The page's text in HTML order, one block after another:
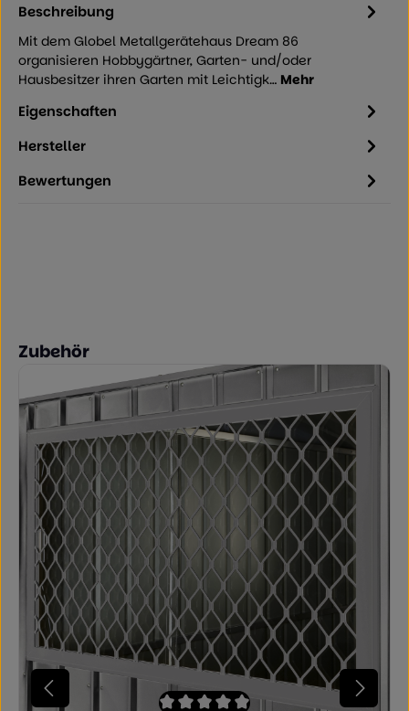
Beschreibung
Mit dem Globel Metallgerätehaus Dream 86
organisieren Hobbygärtner, Garten- und/oder
Hausbesitzer ihren Garten mit Leichtigk… Mehr
Eigenschaften
Hersteller
Bewertungen
Produktgalerie überspringen
Zubehör